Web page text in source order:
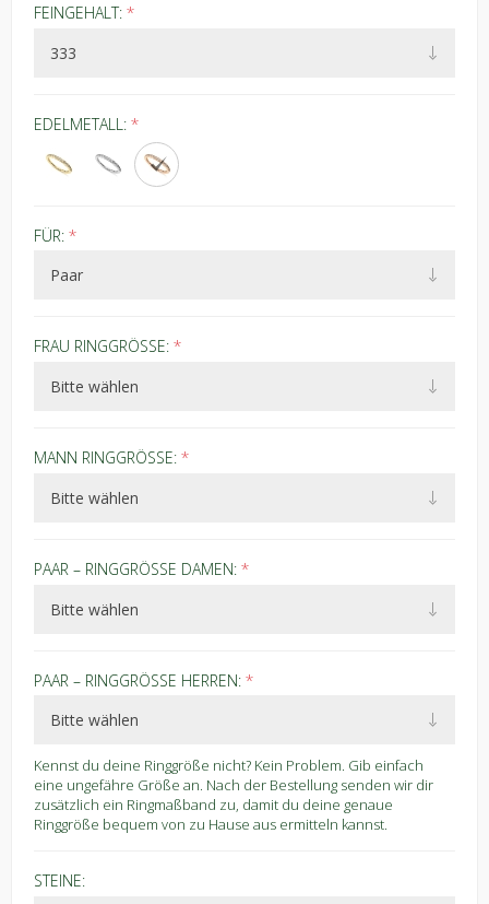
FEINGEHALT: *
EDELMETALL: *
FÜR: *
FRAU RINGGRÖSSE: *
MANN RINGGRÖSSE: *
PAAR – RINGGRÖSSE DAMEN: *
PAAR – RINGGRÖSSE HERREN: *
Kennst du deine Ringgröße nicht? Kein Problem. Gib einfach
eine ungefähre Größe an. Nach der Bestellung senden wir dir
zusätzlich ein Ringmaßband zu, damit du deine genaue
Ringgröße bequem von zu Hause aus ermitteln kannst.
STEINE: